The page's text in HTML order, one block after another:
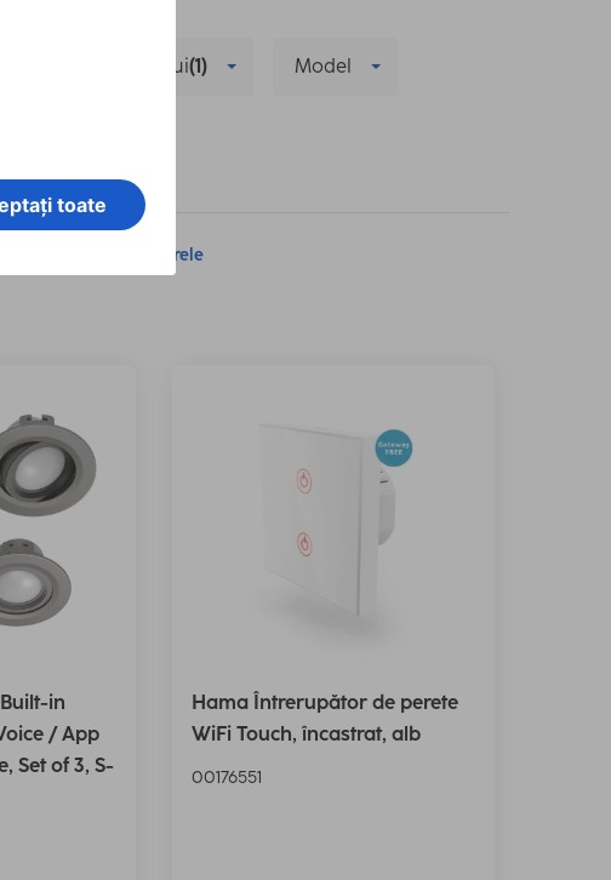
semnalului(1) Model
Ștergeți toate filtrele
in
/ App
Set of 3, S-
Hama Întrerupător de perete
WiFi Touch, încastrat, alb
00176551